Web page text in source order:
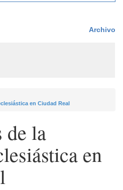
Archivo
en Ciudad Real
de la
en